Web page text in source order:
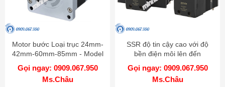
Motor bước Loại trục 24mm-
42mm-60mm-85mm - Model
AK
Gọi ngay: 0909.067.950
Ms.Châu
SSR độ tin cậy cao với độ
bền điện môi lên đến
4000VAC - Model SRPH1
Gọi ngay: 0909.067.950
Ms.Châu